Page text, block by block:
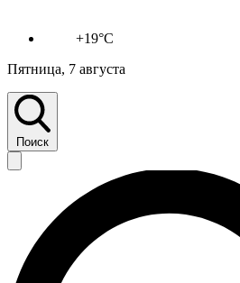
+19°C
Пятница, 7 августа
Поиск